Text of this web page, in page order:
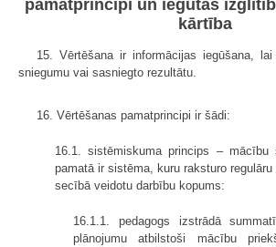
pamatprincipi un iegūtās
kārtība
15. Vērtēšana ir informācijas iegūšana,
sniegumu vai sasniegto rezultātu.
16. Vērtēšanas pamatprincipi ir šādi:
16.1. sistēmiskuma princips – mācību
pamatā ir sistēma, kuru raksturo
secībā veidotu darbību kopums:
16.1.1. pedagogs izstrādā
plānojumu atbilstoši mācību